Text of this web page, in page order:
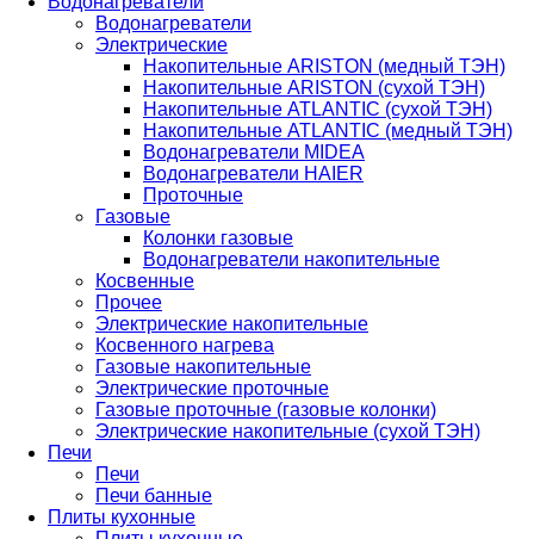
Водонагреватели
Электрические
Накопительные ARISTON (медный ТЭН)
Накопительные ARISTON (сухой ТЭН)
Накопительные ATLANTIC (сухой ТЭН)
Накопительные ATLANTIC (медный ТЭН)
Водонагреватели MIDEA
Водонагреватели HAIER
Проточные
Газовые
Колонки газовые
Водонагреватели накопительные
Косвенные
Прочее
Электрические накопительные
Косвенного нагрева
Газовые накопительные
Электрические проточные
Газовые проточные (газовые колонки)
Электрические накопительные (сухой ТЭН)
Печи
Печи
Печи банные
Плиты кухонные